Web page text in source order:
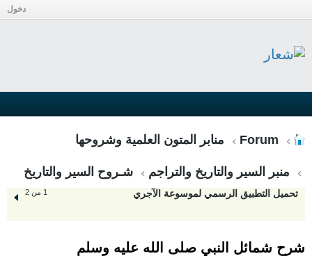
دخول
Forum منابر المتون العلمية وشروحها
منبر السير والتاريخ والتراجم شـروح السير والتاريخ
1 من 2 تحميل التطبيق الرسمي لموسوعة الآجري
شرح شمائل النبي صلى الله عليه وسلم